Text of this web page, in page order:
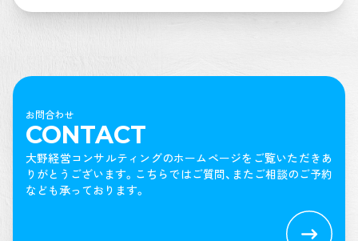
お問合わせ
CONTACT
大野経営コンサルティングのホームページをご覧いただきあ
りがとうございます。 こちらではご質問、またご相談のご予約
なども承っております。